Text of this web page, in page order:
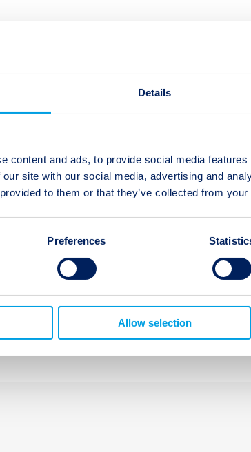
Details
content and ads, to provide social media
site with our social media, advertising and
to them or that they’ve collected from
Preferences
Allow selection
genau und wird über